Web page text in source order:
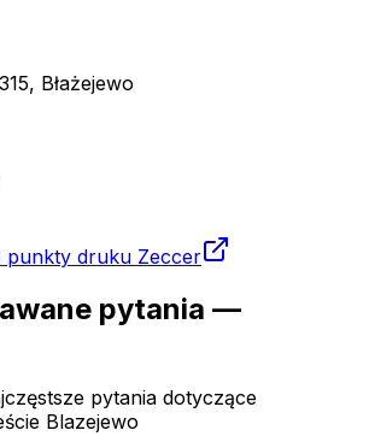
, Błażejewo
punkty druku Zeccer
pytania —
pytania dotyczące
Blazejewo